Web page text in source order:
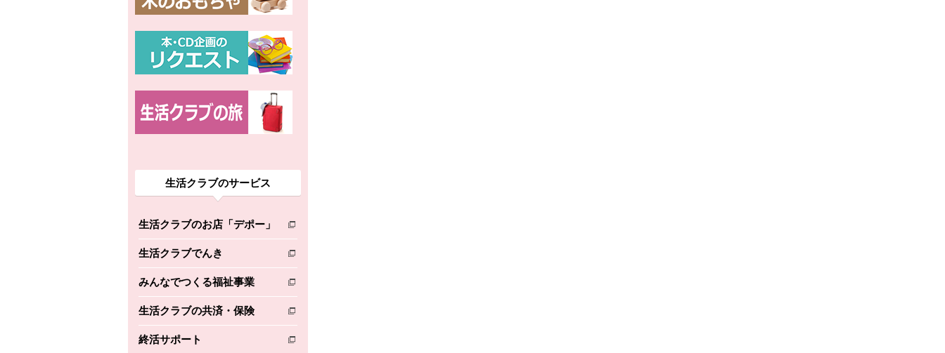
生活クラブのサービス
生活クラブのお店「デポー」
別のウィンドウで開きます。
生活クラブでんき
別のウィンドウで開きます。
みんなでつくる福祉事業
別のウィンドウで開きます。
生活クラブの共済・保険
別のウィンドウで開きます。
終活サポート
別のウィンドウで開きます。